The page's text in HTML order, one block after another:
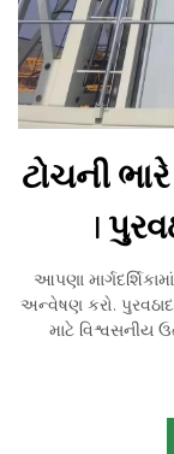
ટોચની
|
આપણા
અન્વેષણ કરો.
માટે વિશ્વસનીય